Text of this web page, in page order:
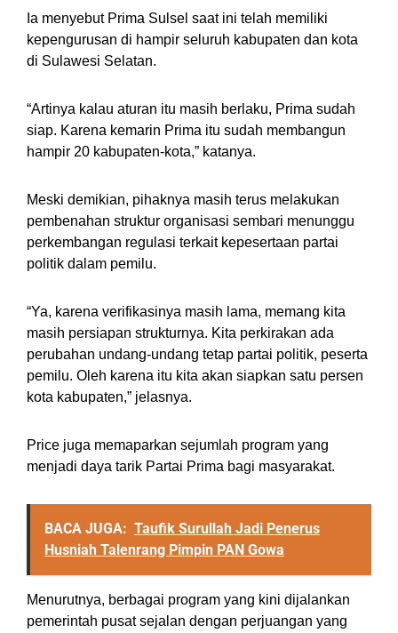
Ia menyebut Prima Sulsel saat ini telah memiliki
kepengurusan di hampir seluruh kabupaten dan kota
di Sulawesi Selatan.
“Artinya kalau aturan itu masih berlaku, Prima sudah
siap. Karena kemarin Prima itu sudah membangun
hampir 20 kabupaten-kota,” katanya.
Meski demikian, pihaknya masih terus melakukan
pembenahan struktur organisasi sembari menunggu
perkembangan regulasi terkait kepesertaan partai
politik dalam pemilu.
“Ya, karena verifikasinya masih lama, memang kita
masih persiapan strukturnya. Kita perkirakan ada
perubahan undang-undang tetap partai politik, peserta
pemilu. Oleh karena itu kita akan siapkan satu persen
kota kabupaten,” jelasnya.
Price juga memaparkan sejumlah program yang
menjadi daya tarik Partai Prima bagi masyarakat.
BACA JUGA: Taufik Surullah Jadi Penerus
Husniah Talenrang Pimpin PAN Gowa
Menurutnya, berbagai program yang kini dijalankan
pemerintah pusat sejalan dengan perjuangan yang